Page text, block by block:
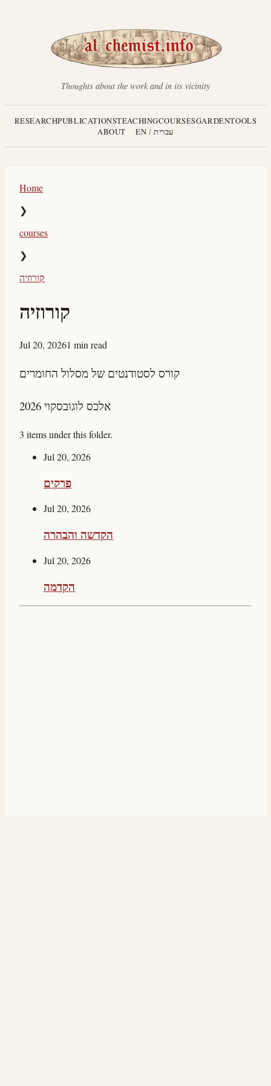
Thoughts about the work and in its vicinity
RESEARCHPUBLICATIONSTEACHINGCOURSESGARDENTOOLS
ABOUT
EN / עברית
Home
❯
courses
❯
קורוזיה
קורוזיה
Jul 20, 20261 min read
קורס לסטודנטים של מסלול החומרים
אלכס לוגובסקוי 2026
3 items under this folder.
Jul 20, 2026
פרקים
Jul 20, 2026
הקדשה והבהרה
Jul 20, 2026
הקדמה